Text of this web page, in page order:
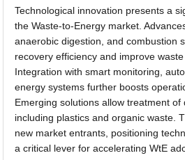
Technological innovation presents a
the Waste-to-Energy market.
anaerobic digestion, and combustion
recovery efficiency and improve
Integration with smart monitoring,
energy systems further boosts
Emerging solutions allow treatment of
including plastics and organic waste.
new market entrants, positioning
a critical lever for accelerating WtE